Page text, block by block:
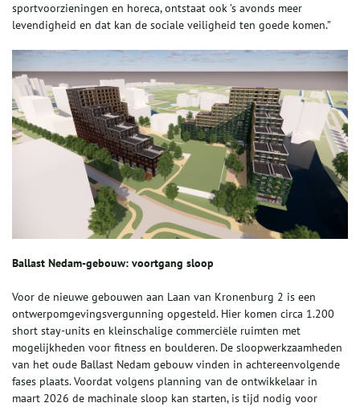
sportvoorzieningen en horeca, ontstaat ook ’s avonds meer
levendigheid en dat kan de sociale veiligheid ten goede komen.”
Ballast Nedam-gebouw: voortgang sloop
Voor de nieuwe gebouwen aan Laan van Kronenburg 2 is een
ontwerpomgevingsvergunning opgesteld. Hier komen circa 1.200
short stay-units en kleinschalige commerciële ruimten met
mogelijkheden voor fitness en boulderen. De sloopwerkzaamheden
van het oude Ballast Nedam gebouw vinden in achtereenvolgende
fases plaats. Voordat volgens planning van de ontwikkelaar in
maart 2026 de machinale sloop kan starten, is tijd nodig voor